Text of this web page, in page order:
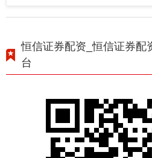
恒信证券配资_恒信证券配
台